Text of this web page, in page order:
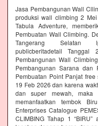
Jasa Pembangunan Wall
produksi wall climbing 2
Tabula Adventure,
Pembuatan Wall Climbing.
Tangerang Selatan
publicberitadetail
Pembangunan Wall
Pembangunan Sarana dan
Pembuatan Point Panjat
19 Feb 2026 dan karena
dan super mewah, maka
memanfaatkan tembok
Enterprises Catalogue
CLIMBING Tahap 1